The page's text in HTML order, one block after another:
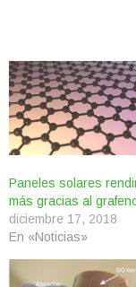
Paneles solares
más gracias al
diciembre 17, 2018
En «Noticias»